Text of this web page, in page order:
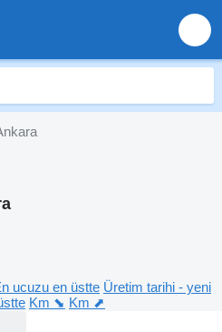
ucuzu en üstte Üretim tarihi - yeni
Km ⬊ Km ⬈